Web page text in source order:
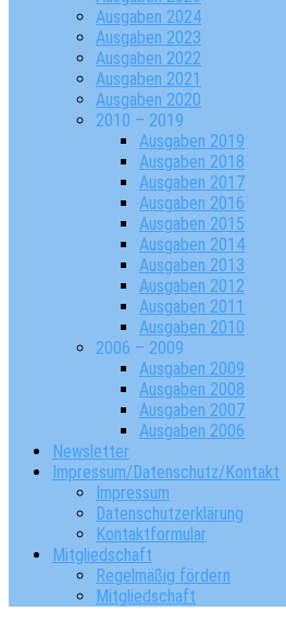
Ausgaben 2024
Ausgaben 2023
Ausgaben 2022
Ausgaben 2021
Ausgaben 2020
2010 – 2019
Ausgaben 2019
Ausgaben 2018
Ausgaben 2017
Ausgaben 2016
Ausgaben 2015
Ausgaben 2014
Ausgaben 2013
Ausgaben 2012
Ausgaben 2011
Ausgaben 2010
2006 – 2009
Ausgaben 2009
Ausgaben 2008
Ausgaben 2007
Ausgaben 2006
Newsletter
Impressum/Datenschutz/Kontakt
Impressum
Datenschutzerklärung
Kontaktformular
Mitgliedschaft
Regelmäßig fördern
Mitgliedschaft